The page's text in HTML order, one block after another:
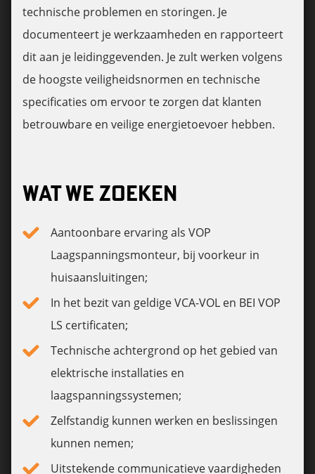
technische problemen en storingen. Je
documenteert je werkzaamheden en rapporteert
dit aan je leidinggevenden. Je zult werken volgens
de hoogste veiligheidsnormen en technische
specificaties om ervoor te zorgen dat klanten
betrouwbare en veilige energietoevoer hebben.
WAT WE ZOEKEN
Aantoonbare ervaring als VOP
Laagspanningsmonteur, bij voorkeur in
huisaansluitingen;
In het bezit van geldige VCA-VOL en BEI VOP
LS certificaten;
Technische achtergrond op het gebied van
elektrische installaties en
laagspanningssystemen;
Zelfstandig kunnen werken en beslissingen
kunnen nemen;
Uitstekende communicatieve vaardigheden